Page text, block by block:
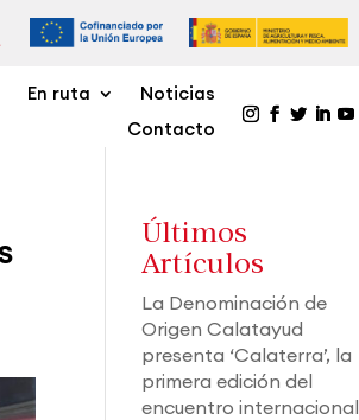
En ruta
Noticias
Contacto
Últimos
Artículos
La Denominación de
Origen Calatayud
presenta ‘Calaterra’, la
primera edición del
encuentro internacional